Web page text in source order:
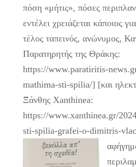
πόση «μήτις», πόσες
εντέλει χρειάζεται κάποιος
τέλος ταπεινός, ανώνυμος,
Παρατηρητής της Θράκης:
https://www.paratiritis-
mathima-sti-spilia/] [και
Ξάνθης Xanthinea:
https://www.xanthinea.gr/
sti-spilia-grafei-o-dimitris-